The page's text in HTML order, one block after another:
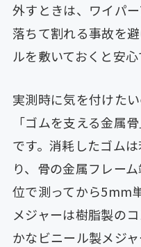
外すときは、ワイパ
落ちて割れる事故を
ルを敷いておくと安心
実測時に気を付けた
「ゴムを支える金属
です。消耗したゴム
り、骨の金属フレー
位で測ってから5mm
メジャーは樹脂製の
かなビニール製メジ